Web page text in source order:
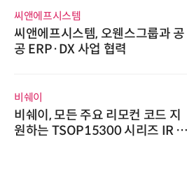
디에스앤지
디에스앤지, 'AI EXPO KOREA 20
26' 참가 성료… AI 전 생애주기 아
인아그룹
'자동화 산업의 새로운 가능성'…
인아그룹 전국 7개 도시 세미나 페